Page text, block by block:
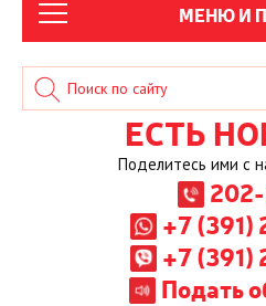
МЕНЮ И
ЕСТЬ
Поделитесь ими с
+7
+7
Подать